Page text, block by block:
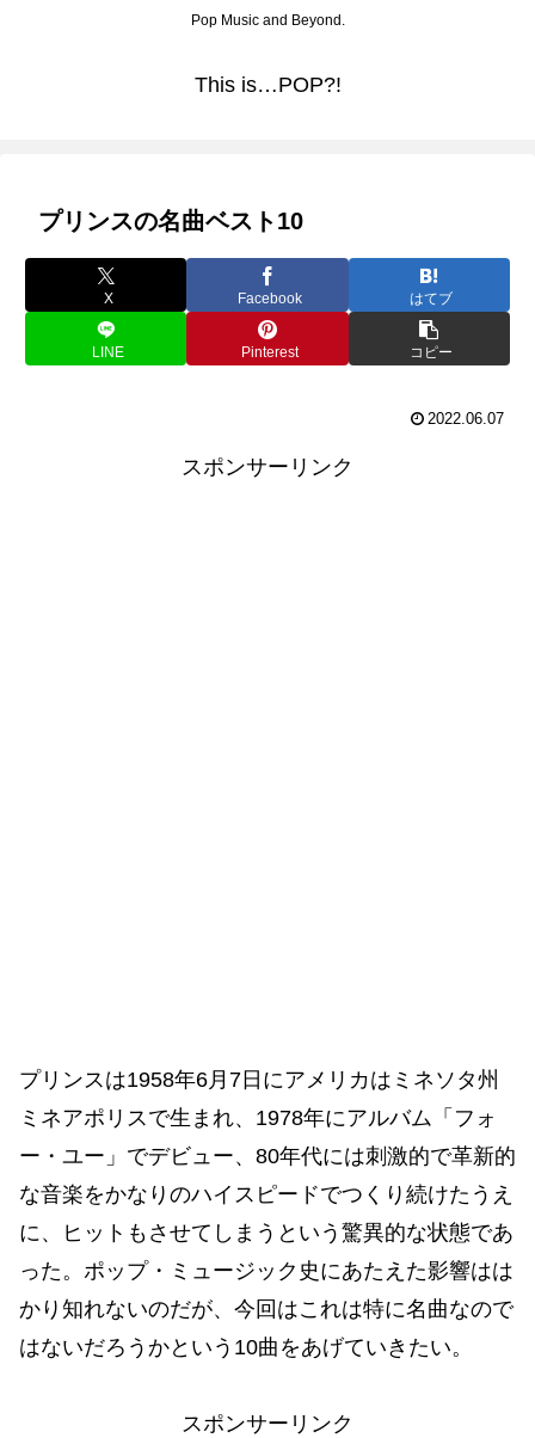
Pop Music and Beyond.
This is…POP?!
プリンスの名曲ベスト10
X Facebook はてブ
LINE Pinterest コピー
2022.06.07
スポンサーリンク
プリンスは1958年6月7日にアメリカはミネソタ州
ミネアポリスで生まれ、1978年にアルバム「フォ
ー・ユー」でデビュー、80年代には刺激的で革新的
な音楽をかなりのハイスピードでつくり続けたうえ
に、ヒットもさせてしまうという驚異的な状態であ
った。ポップ・ミュージック史にあたえた影響はは
かり知れないのだが、今回はこれは特に名曲なので
はないだろうかという10曲をあげていきたい。
スポンサーリンク